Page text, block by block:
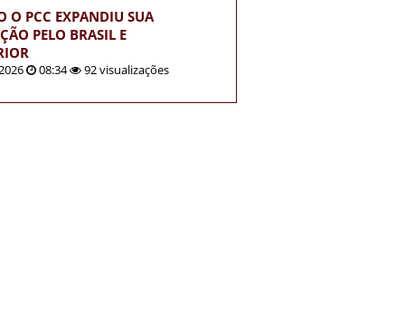
O PCC EXPANDIU SUA
PELO BRASIL E
08:34 92 visualizações